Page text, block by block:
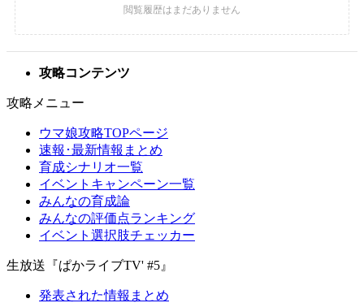
攻略コンテンツ
攻略メニュー
ウマ娘攻略TOPページ
速報･最新情報まとめ
育成シナリオ一覧
イベントキャンペーン一覧
みんなの育成論
みんなの評価点ランキング
イベント選択肢チェッカー
生放送『ぱかライブTV' #5』
発表された情報まとめ